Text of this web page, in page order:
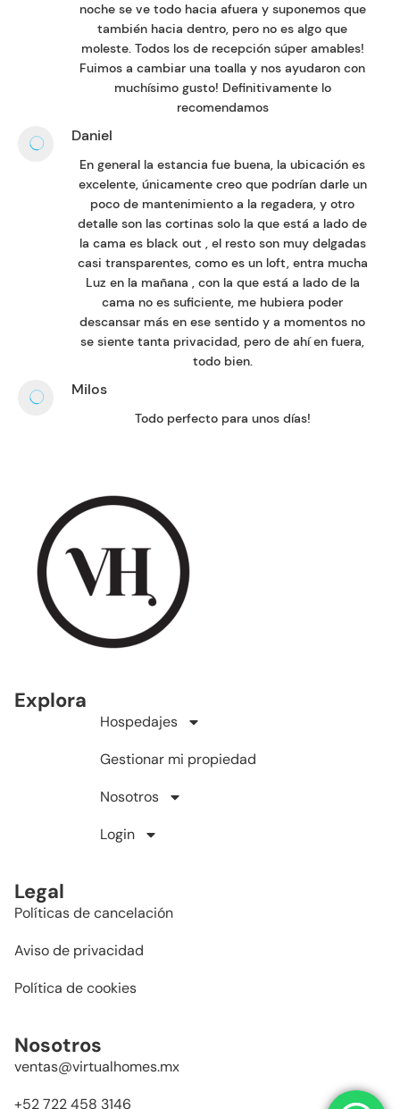
noche se ve todo hacia afuera y suponemos que
también hacia dentro, pero no es algo que
moleste. Todos los de recepción súper amables!
Fuimos a cambiar una toalla y nos ayudaron con
muchísimo gusto! Definitivamente lo
recomendamos
Daniel
En general la estancia fue buena, la ubicación es
excelente, únicamente creo que podrían darle un
poco de mantenimiento a la regadera, y otro
detalle son las cortinas solo la que está a lado de
la cama es black out , el resto son muy delgadas
casi transparentes, como es un loft, entra mucha
Luz en la mañana , con la que está a lado de la
cama no es suficiente, me hubiera poder
descansar más en ese sentido y a momentos no
se siente tanta privacidad, pero de ahí en fuera,
todo bien.
Milos
Todo perfecto para unos días!
Explora
Hospedajes
Gestionar mi propiedad
Nosotros
Login
Legal
Políticas de cancelación
Aviso de privacidad
Política de cookies
Nosotros
ventas@virtualhomes.mx
+52 722 458 3146